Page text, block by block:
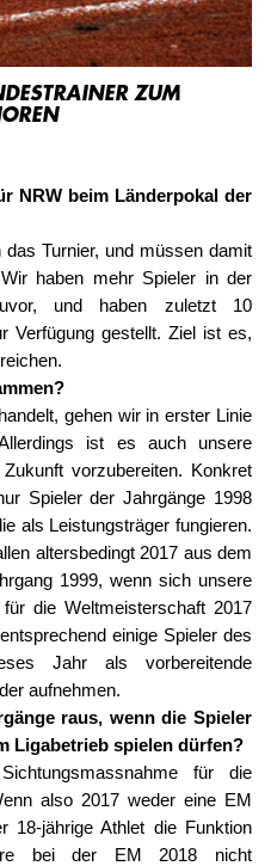
ZUM
NRW beim Länderpokal der
Turnier, und müssen damit
haben mehr Spieler in der
und haben zuletzt 10
Verfügung gestellt. Ziel ist es,
gehen wir in erster Linie
ist es auch unsere
vorzubereiten. Konkret
Spieler der Jahrgänge 1998
als Leistungsträger fungieren.
altersbedingt 2017 aus dem
1999, wenn sich unsere
die Weltmeisterschaft 2017
einige Spieler des
Jahr als vorbereitende
aufnehmen.
raus, wenn die Spieler
Ligabetrieb spielen dürfen?
für die
also 2017 weder eine EM
18-jährige Athlet die Funktion
bei der EM 2018 nicht